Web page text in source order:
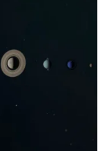
बड़ा
झटका,